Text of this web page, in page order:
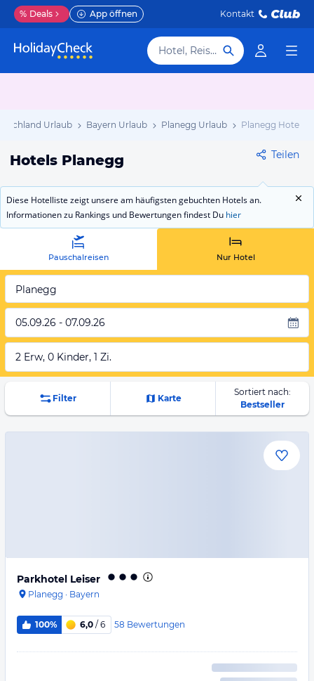
% Deals App öffnen Kontakt
Hotel, Reiseziel
Urlaub Bayern Urlaub Planegg Urlaub Planegg Hotels
Hotels Planegg Teilen
Diese Hotelliste zeigt unsere am häufigsten gebuchten Hotels an.
Informationen zu Rankings und Bewertungen findest Du hier
Pauschalreisen Nur Hotel
Planegg
05.09.26 - 07.09.26
2 Erw, 0 Kinder, 1 Zi.
Filter Karte
Sortiert nach:
Bestseller
Parkhotel Leiser
Planegg · Bayern
100% 6,0 / 6 58 Bewertungen